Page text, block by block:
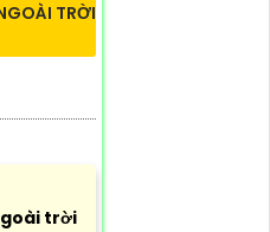
TRỜI
trời